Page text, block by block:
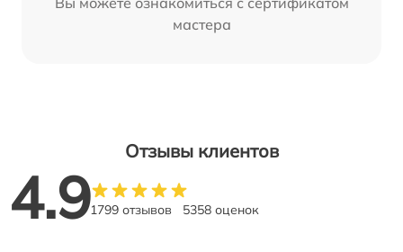
мастера
Отзывы клиентов
4.91799 отзывов 5358 оценок